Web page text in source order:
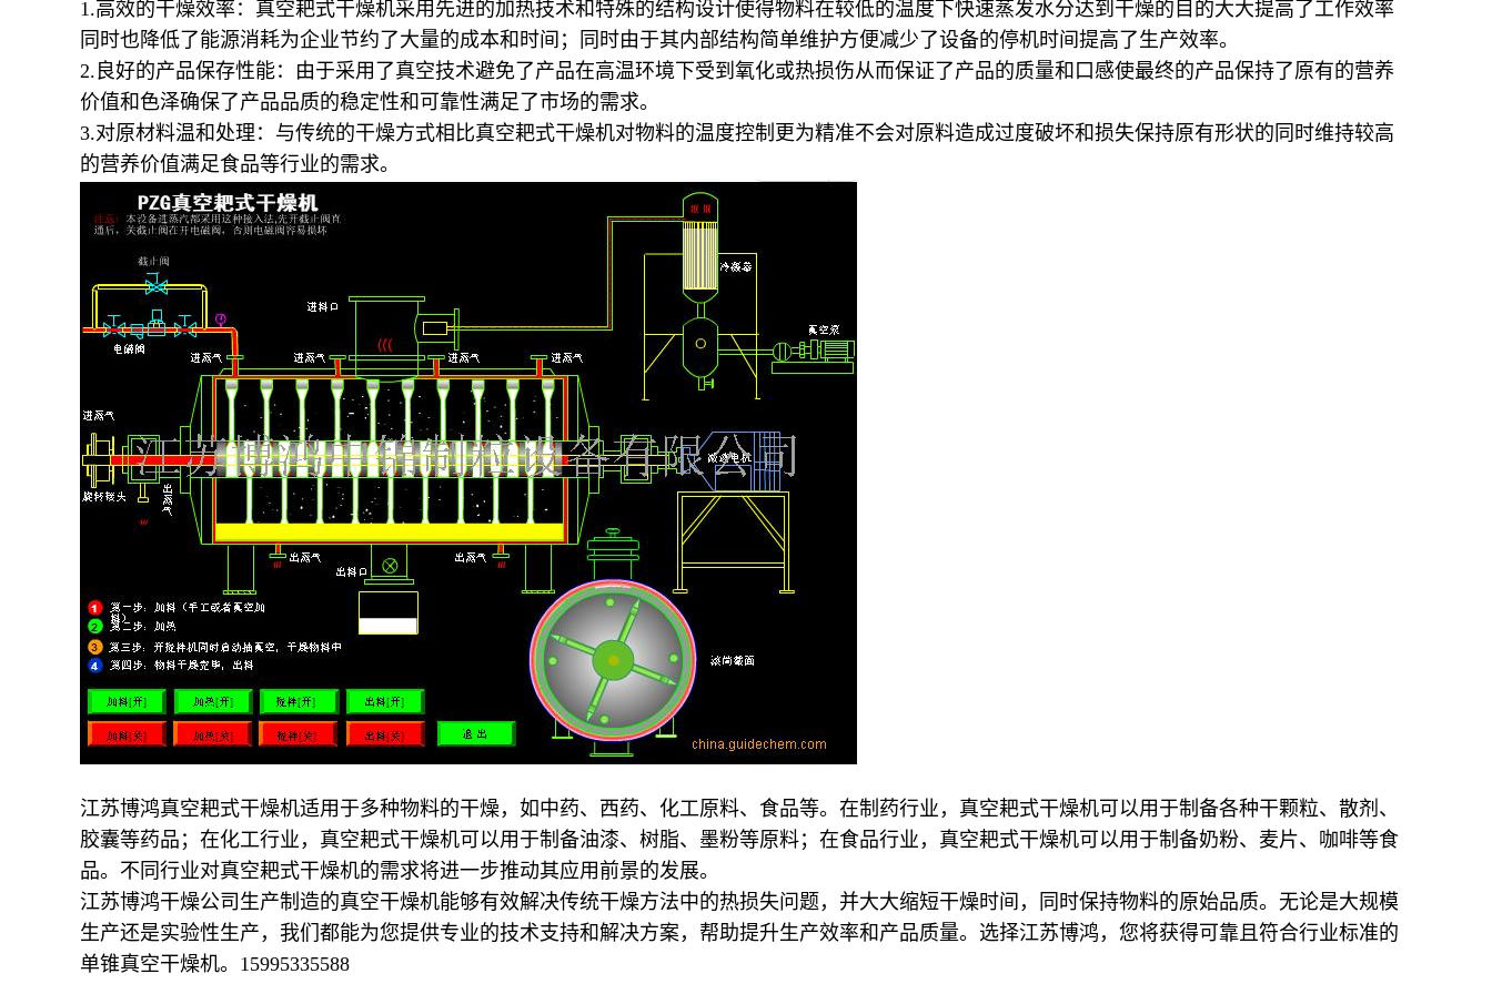
1.高效的干燥效率：真空耙式干燥机采用先进的加热技术和特殊的结构设计使得物料在较低的温度下快速蒸发水分达到干燥的目的大大提高了工作效率
同时也降低了能源消耗为企业节约了大量的成本和时间；同时由于其内部结构简单维护方便减少了设备的停机时间提高了生产效率。
2. 良好的产品保存性能：由于采用了真空技术避免了产品在高温环境下受到氧化或热损伤从而保证了产品的质量和口感使最终的产品保持了原有的营养
价值和色泽确保了产品品质的稳定性和可靠性满足了市场的需求。
3.对原材料温和处理：与传统的干燥方式相比真空耙式干燥机对物料的温度控制更为精准不会对原料造成过度破坏和损失保持原有形状的同时维持较高
的营养价值满足食品等行业的需求。
江苏博鸿真空耙式干燥机适用于多种物料的干燥，如中药、西药、化工原料、食品等。在制药行业，真空耙式干燥机可以用于制备各种干颗粒、散剂、
胶囊等药品；在化工行业，真空耙式干燥机可以用于制备油漆、树脂、墨粉等原料；在食品行业，真空耙式干燥机可以用于制备奶粉、麦片、咖啡等食
品。不同行业对真空耙式干燥机的需求将进一步推动其应用前景的发展。
江苏博鸿干燥公司生产制造的真空干燥机能够有效解决传统干燥方法中的热损失问题，并大大缩短干燥时间，同时保持物料的原始品质。无论是大规模
生产还是实验性生产，我们都能为您提供专业的技术支持和解决方案，帮助提升生产效率和产品质量。选择江苏博鸿，您将获得可靠且符合行业标准的
单锥真空干燥机。 15995335588